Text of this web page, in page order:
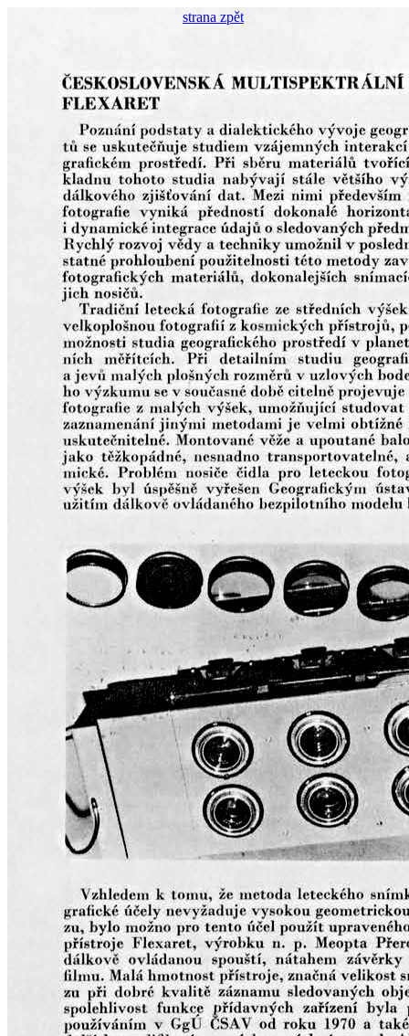
strana zpět